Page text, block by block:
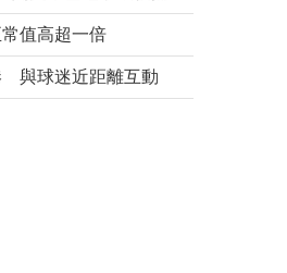
值高超一倍
與球迷近距離互動